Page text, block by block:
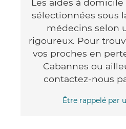
Les aides à
sélectionnées sous
médecins selon
rigoureux. Pour
vos proches en
Cabannes ou
contactez-nous
Être rappelé par